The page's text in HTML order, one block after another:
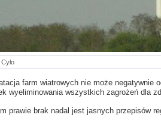
farm wiatrowych nie może negatywnie
wyeliminowania wszystkich zagrożeń dla
prawie brak nadal jest jasnych przepisów